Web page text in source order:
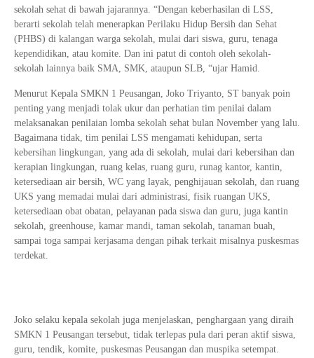
sekolah sehat di bawah jajarannya. “Dengan keberhasilan di LSS,
berarti sekolah telah menerapkan Perilaku Hidup Bersih dan Sehat
(PHBS) di kalangan warga sekolah, mulai dari siswa, guru, tenaga
kependidikan, atau komite. Dan ini patut di contoh oleh sekolah-
sekolah lainnya baik SMA, SMK, ataupun SLB, “ujar Hamid.
Menurut Kepala SMKN 1 Peusangan, Joko Triyanto, ST banyak poin
penting yang menjadi tolak ukur dan perhatian tim penilai dalam
melaksanakan penilaian lomba sekolah sehat bulan November yang lalu.
Bagaimana tidak, tim penilai LSS mengamati kehidupan, serta
kebersihan lingkungan, yang ada di sekolah, mulai dari kebersihan dan
kerapian lingkungan, ruang kelas, ruang guru, runag kantor, kantin,
ketersediaan air bersih, WC yang layak, penghijauan sekolah, dan ruang
UKS yang memadai mulai dari administrasi, fisik ruangan UKS,
ketersediaan obat obatan, pelayanan pada siswa dan guru, juga kantin
sekolah, greenhouse, kamar mandi, taman sekolah, tanaman buah,
sampai toga sampai kerjasama dengan pihak terkait misalnya puskesmas
terdekat.
Joko selaku kepala sekolah juga menjelaskan, penghargaan yang diraih
SMKN 1 Peusangan tersebut, tidak terlepas pula dari peran aktif siswa,
guru, tendik, komite, puskesmas Peusangan dan muspika setempat.